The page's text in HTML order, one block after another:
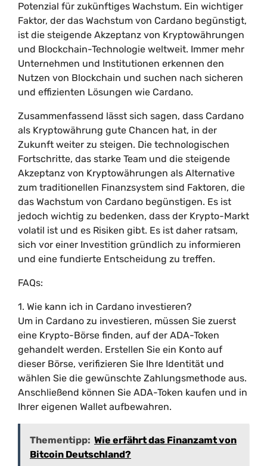
Potenzial für zukünftiges Wachstum. Ein wichtiger
Faktor, der das Wachstum von Cardano begünstigt,
ist die steigende Akzeptanz von Kryptowährungen
und Blockchain-Technologie weltweit. Immer mehr
Unternehmen und Institutionen erkennen den
Nutzen von Blockchain und suchen nach sicheren
und effizienten Lösungen wie Cardano.
Zusammenfassend lässt sich sagen, dass Cardano
als Kryptowährung gute Chancen hat, in der
Zukunft weiter zu steigen. Die technologischen
Fortschritte, das starke Team und die steigende
Akzeptanz von Kryptowährungen als Alternative
zum traditionellen Finanzsystem sind Faktoren, die
das Wachstum von Cardano begünstigen. Es ist
jedoch wichtig zu bedenken, dass der Krypto-Markt
volatil ist und es Risiken gibt. Es ist daher ratsam,
sich vor einer Investition gründlich zu informieren
und eine fundierte Entscheidung zu treffen.
FAQs:
1. Wie kann ich in Cardano investieren?
Um in Cardano zu investieren, müssen Sie zuerst
eine Krypto-Börse finden, auf der ADA-Token
gehandelt werden. Erstellen Sie ein Konto auf
dieser Börse, verifizieren Sie Ihre Identität und
wählen Sie die gewünschte Zahlungsmethode aus.
Anschließend können Sie ADA-Token kaufen und in
Ihrer eigenen Wallet aufbewahren.
Thementipp: Wie erfährt das Finanzamt von
Bitcoin Deutschland?